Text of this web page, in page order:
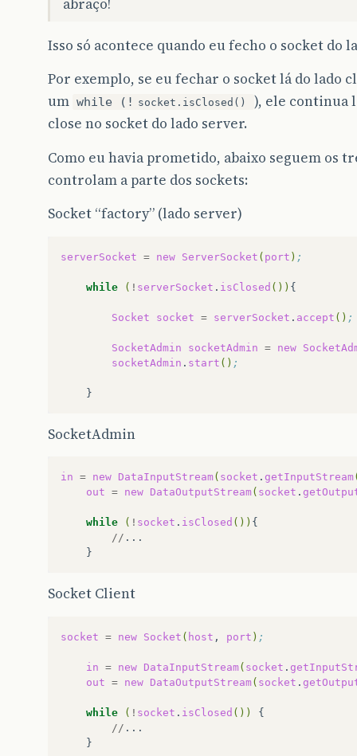
abraço!
Isso só acontece quando eu fecho o socket do
Por exemplo, se eu fechar o socket lá do lado
um while (! socket.isClosed()
), ele continua
close no socket do lado server.
Como eu havia prometido, abaixo seguem os
controlam a parte dos sockets:
Socket “factory” (lado server)
serverSocket = new ServerSocket ( port ) ;
while ( ! serverSocket . isClosed ())
Socket socket = serverSocket . accept () ;
SocketAdmin socketAdmin = new
socketAdmin . start () ;
SocketAdmin
in = new DataInputStream( socket . getInputStream
out = new DataOutputStream( socket .
while ( ! socket . isClosed ())
//
Socket Client
socket = new Socket ( host , port ) ;
in = new DataInputStream( socket .
out = new DataOutputStream( socket .
while ( ! socket . isClosed ())
//